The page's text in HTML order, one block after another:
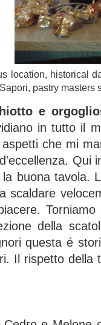
location, historical
pastry masters
e
in tutto il
che mi
Qui
buona tavola.
scaldare
della
questa é
Il rispetto